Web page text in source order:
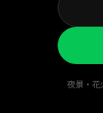
夜景・花